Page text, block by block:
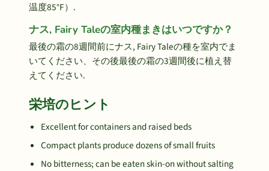
温度85°F）.
ナス, Fairy Taleの室内種まきはいつですか？
最後の霜の8週間前にナス, Fairy Taleの種を室内でま
いてください、その後最後の霜の3週間後に植え替
えてください.
栄培のヒント
Excellent for containers and raised beds
Compact plants produce dozens of small fruits
No bitterness; can be eaten skin-on without salting